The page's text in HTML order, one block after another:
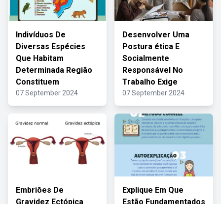
Indivíduos De
Diversas Espécies
Que Habitam
Determinada Região
Constituem
07 September 2024
Desenvolver Uma
Postura ética E
Socialmente
Responsável No
Trabalho Exige
07 September 2024
Embriões De
Gravidez Ectópica
Explique Em Que
Estão Fundamentados